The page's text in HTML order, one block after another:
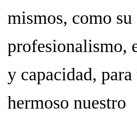
mismos, como su
profesionalismo,
y capacidad,
hermoso nuestro